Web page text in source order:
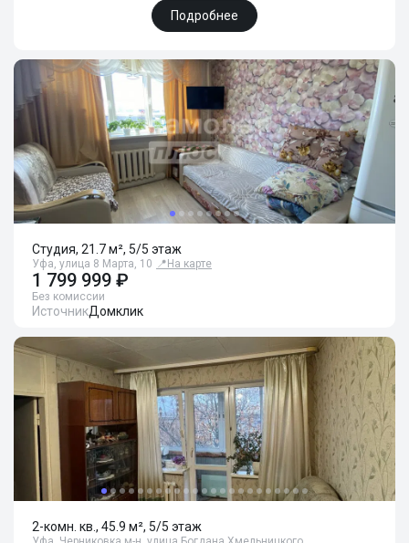
Подробнее
Студия, 21.7 м², 5/5 этаж
Уфа, улица 8 Марта, 10 📍 На карте
1 799 999 ₽
Без комиссии
ИсточникДомклик
2-комн. кв., 45.9 м², 5/5 этаж